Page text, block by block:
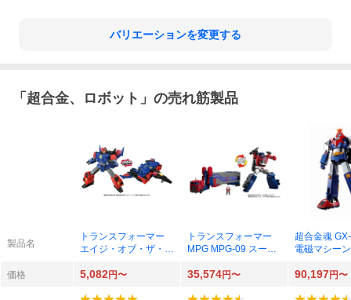
バリエーションを変更する
「 超合金、ロボット 」の売れ筋製品
製品名
トランスフォーマー
エイジ・オブ・ザ・プ
サスプライム
トランスフォーマー
MPG MPG-09 スーパ
超合金魂
電磁マシー
Ver.
価格 5,082円〜 35,574円〜 90,197円〜